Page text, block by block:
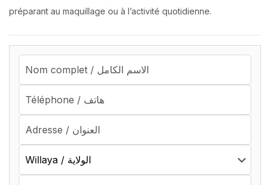
préparant au maquillage ou à l’activité quotidienne.